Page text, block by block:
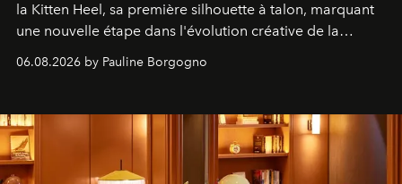
la Kitten Heel, sa première silhouette à talon, marquant
une nouvelle étape dans l'évolution créative de la
06.08.2026 by Pauline Borgogno